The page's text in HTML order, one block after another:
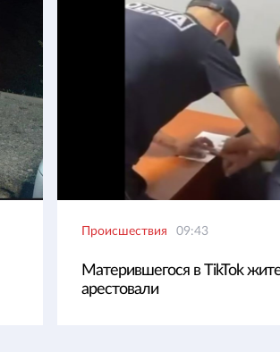
Происшествия 09:43
Матерившегося в TikTok
арестовали